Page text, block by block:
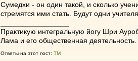
Сумедхи - он один такой, и сколько
стремятся ими стать. Будут одни
Практикую интегральную йогу Шри
Лама и его общественная деятельность.
Ответы на этот пост: ТМ